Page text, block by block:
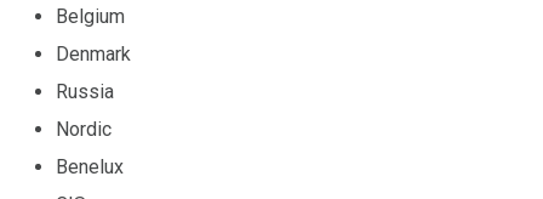
Belgium
Denmark
Russia
Nordic
Benelux